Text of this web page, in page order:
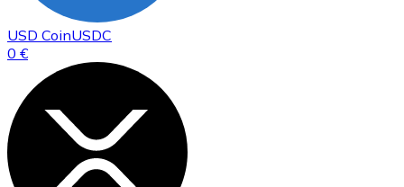
USD CoinUSDC
0 €